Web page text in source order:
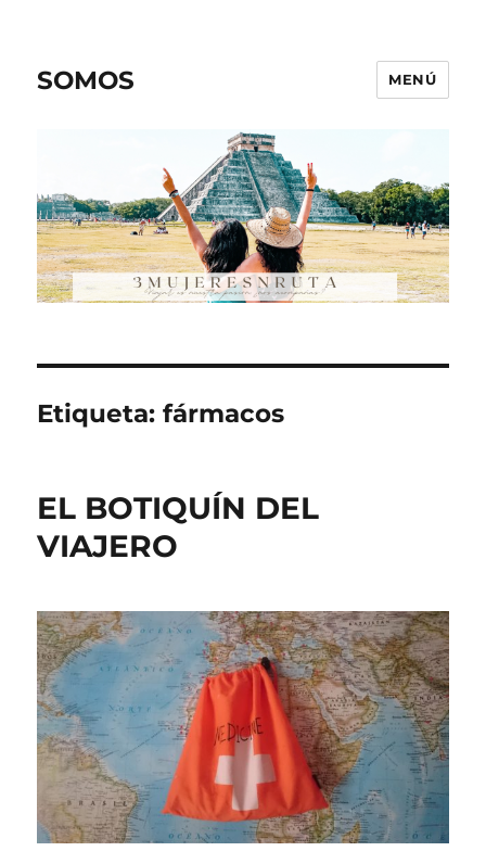
SOMOS MENÚ
Etiqueta:fármacos
EL BOTIQUÍN DEL
VIAJERO